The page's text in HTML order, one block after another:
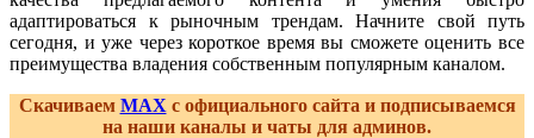
адаптироваться к рыночным трендам. Начните свой путь
сегодня, и уже через короткое время вы сможете оценить все
преимущества владения собственным популярным каналом.
Скачиваем MAX с официального сайта и подписываемся
на наши каналы и чаты для админов.